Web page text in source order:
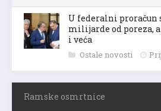
U federalni proračun
milijarde od poreza, a
i veća
Ostale novosti
Ramske osmrtnice